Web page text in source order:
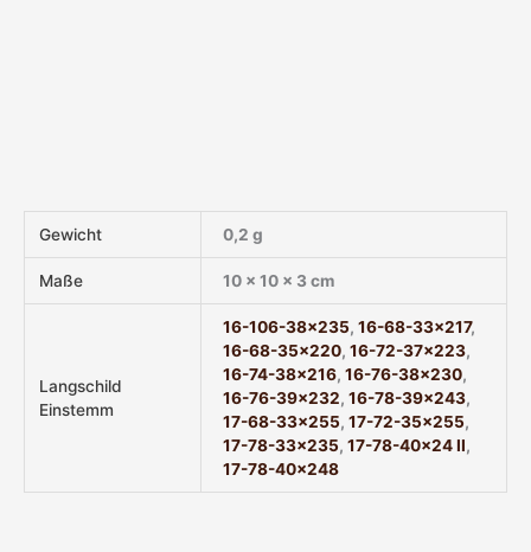
Gewicht 0,2 g
Maße 10 × 10 × 3 cm
Langschild
Einstemm
16-106-38×235,16-68-33×217,
16-68-35×220,16-72-37×223,
16-74-38×216,16-76-38×230,
16-76-39×232,16-78-39×243,
17-68-33×255,17-72-35×255,
17-78-33×235,17-78-40×24 II,
17-78-40×248